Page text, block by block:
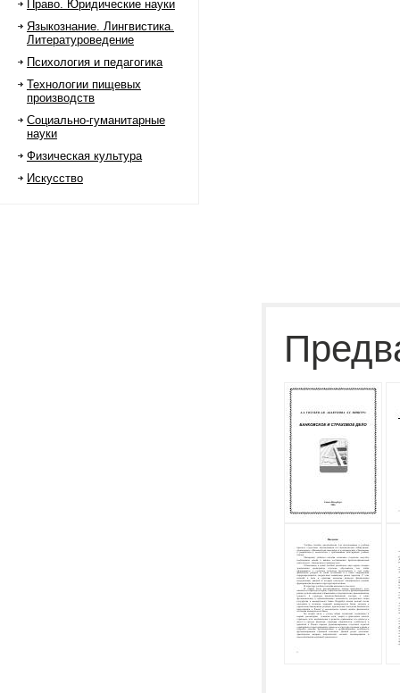
Право. Юридические науки
Языкознание. Лингвистика.
Литературоведение
Психология и педагогика
Технологии пищевых
производств
Социально-гуманитарные
науки
Физическая культура
Искусство